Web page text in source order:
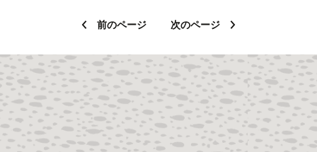
前のページ 次のページ